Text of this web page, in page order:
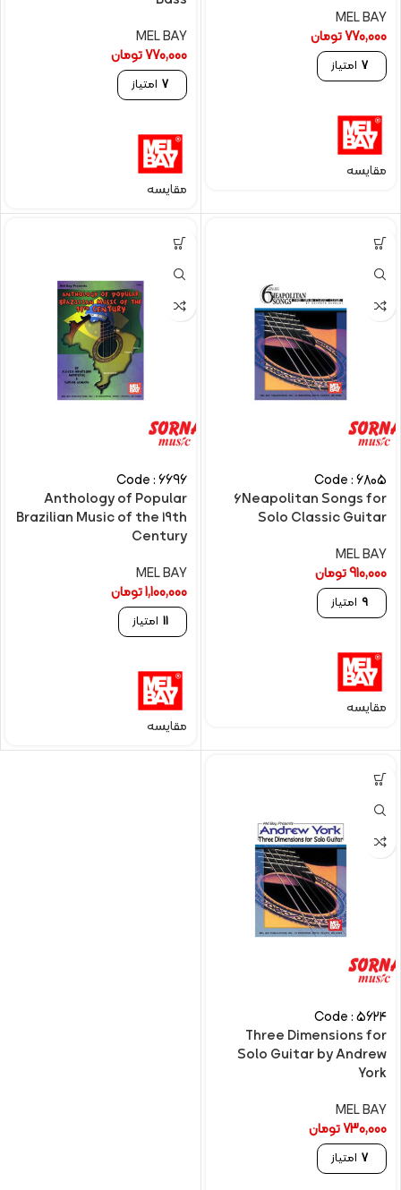
MEL BAY
770,000تومان
7 امتیاز
مقایسه
MEL BAY
770,000تومان
7 امتیاز
مقایسه
Code : 6805
6Neapolitan Songs for
Solo Classic Guitar
MEL BAY
910,000تومان
9 امتیاز
مقایسه
Code : 6696
Anthology of Popular
Brazilian Music of the 19th
Century
MEL BAY
1,100,000تومان
11 امتیاز
مقایسه
Code : 5624
Three Dimensions for
Solo Guitar by Andrew
York
MEL BAY
730,000تومان
7 امتیاز